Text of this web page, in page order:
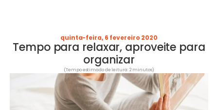
quinta-feira, 6 fevereiro 2020
Tempo para relaxar, aproveite para
organizar
(Tempo estimado de leitura: 2 minutos)